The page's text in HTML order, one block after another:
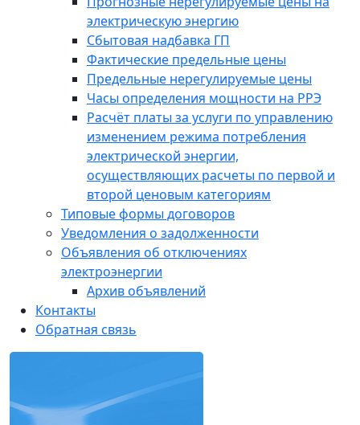
электрическую энергию
Сбытовая надбавка ГП
Фактические предельные цены
Предельные нерегулируемые цены
Часы определения мощности на РРЭ
Расчёт платы за услуги по управлению
изменением режима потребления
электрической энергии,
осуществляющих расчеты по первой и
второй ценовым категориям
Типовые формы договоров
Уведомления о задолженности
Объявления об отключениях
электроэнергии
Архив объявлений
Контакты
Обратная связь